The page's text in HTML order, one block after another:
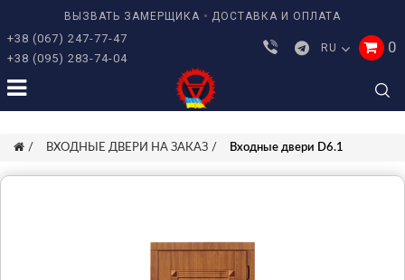
ВЫЗВАТЬ ЗАМЕРЩИКА ДОСТАВКА И ОПЛАТА
+38 (067) 247-77-47
+38 (095) 283-74-04
RU 0
ВХОДНЫЕ ДВЕРИ НА ЗАКАЗ Входные двери D6.1